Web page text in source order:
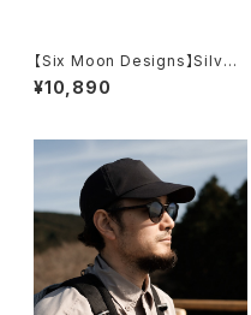
【Six Moon Designs】Silver
Shadow Umbrella mini
¥10,890